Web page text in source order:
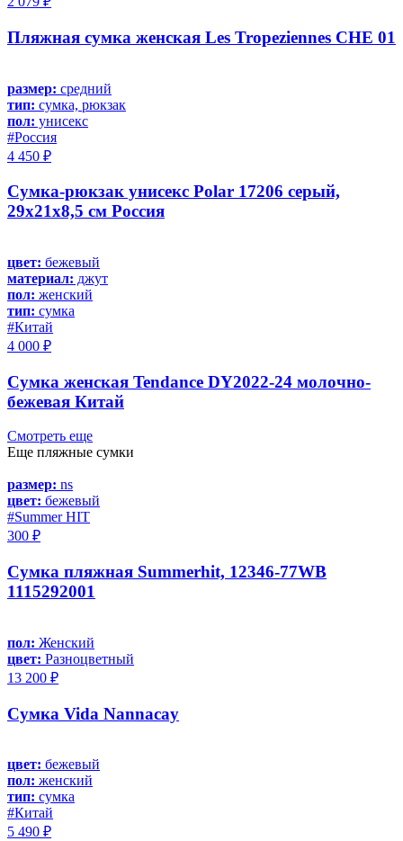
Пляжная сумка женская Les Tropeziennes CHE 01
размер: средний
тип: сумка, рюкзак
пол: унисекс
#Россия
4 450 ₽
Сумка-рюкзак унисекс Polar 17206 серый,
29х21х8,5 см Россия
цвет: бежевый
материал: джут
пол: женский
тип: сумка
#Китай
4 000 ₽
Сумка женская Tendance DY2022-24 молочно-
бежевая Китай
Смотреть еще
Еще пляжные сумки
размер: ns
цвет: бежевый
#Summer HIT
300 ₽
Сумка пляжная Summerhit, 12346-77WB
1115292001
пол: Женский
цвет: Разноцветный
13 200 ₽
Сумка Vida Nannacay
цвет: бежевый
пол: женский
тип: сумка
#Китай
5 490 ₽